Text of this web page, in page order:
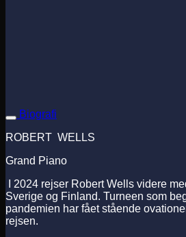
Biografi
ROBERT WELLS
Grand Piano
I 2024 rejser Robert Wells videre
Sverige og Finland. Turneen som
pandemien har fået stående
rejsen.